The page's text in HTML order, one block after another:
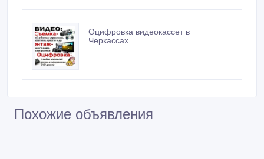
Оцифровка видеокассет в
Черкассах.
Похожие объявления